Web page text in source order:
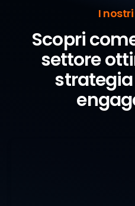
I
Scopri
settore